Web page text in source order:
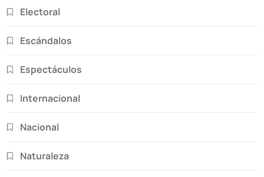
Electoral
Escándalos
Espectáculos
Internacional
Nacional
Naturaleza